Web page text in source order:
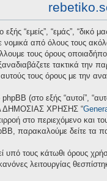
“εμείς”, “εμάς”, “δικό
από όλους τους
τους όρους
τακτικά την
αυτούς τους όρους με την
(στο εξής “αυτοί”,
ΔΗΜΟΣΙΑΣ ΧΡΗΣΗΣ “
στο περιεχόμενο και
παρακαλούμε δείτε τα
τους κάτωθι όρους
λειτουργίας